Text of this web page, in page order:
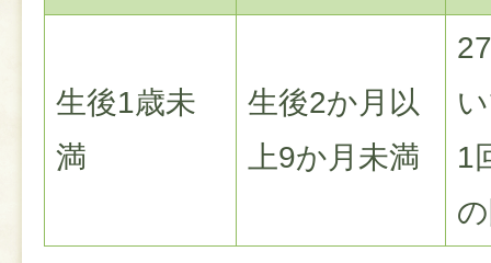
生後1歳未
満
生後2か月以
上9か月未満
1